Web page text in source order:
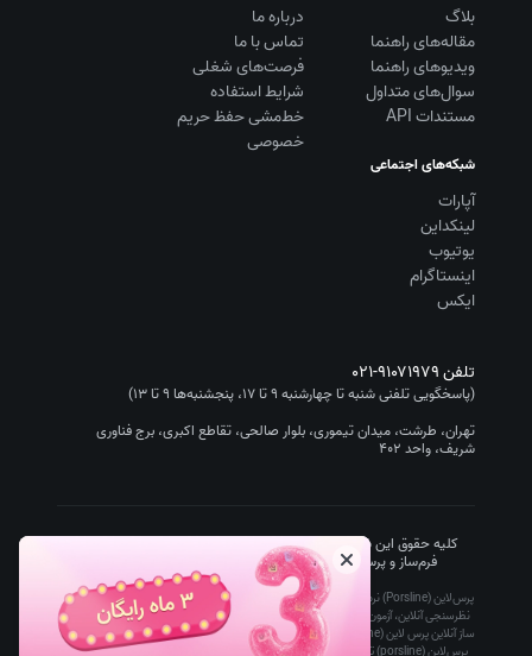
بلاگ
مقاله‌های راهنما
ویديوهای راهنما
سوال‌های متداول
مستندات API
درباره ما
تماس با ما
فرصت‌های شغلی
شرایط استفاده
خط‌مشی حفظ حریم
خصوصی
شبکه‌های اجتماعی
آپارات
لینکداین
یوتیوب
اینستاگرام
ایکس
تلفن۰۲۱-۹۱۰۷۱۹۷۹
(پاسخگویی تلفنی شنبه تا چهارشنبه ۹ تا ۱۷، پنجشنبه‌ها ۹ تا ۱۳)
تهران، طرشت، میدان تیموری، بلوار صالحی، تقاطع اکبری، برج فناوری
شریف، واحد ۴۰۲
کلیه حقوق این سایت متعلق به شرکت سیستم گستر چیستا (نرم افزار
فرم‌ساز و پرسشنامه‌ساز پرس‌لاین/Porsline) است.
پرس‌لاین (Porsline) نرم افزار فرم ساز آنلاین رایگان تحت وب است که ساخت پرسشنامه آنلاین،
نظرسنجی آنلاین، آزمون آنلاین و فرم آنلاین را برای کاربران ساده، سریع و ارزان کرده است. آزمون
ساز آنلاین پرس لاین (porsline) توسط معلمان، دانشگاه ها و مدارس، پرسشنامه ساز و فرم ساز
پرس‌لاین (porsline) توسط مدیران بازاریابی و تحقیقات بازار، مدیران منابع انسانی برای انجام